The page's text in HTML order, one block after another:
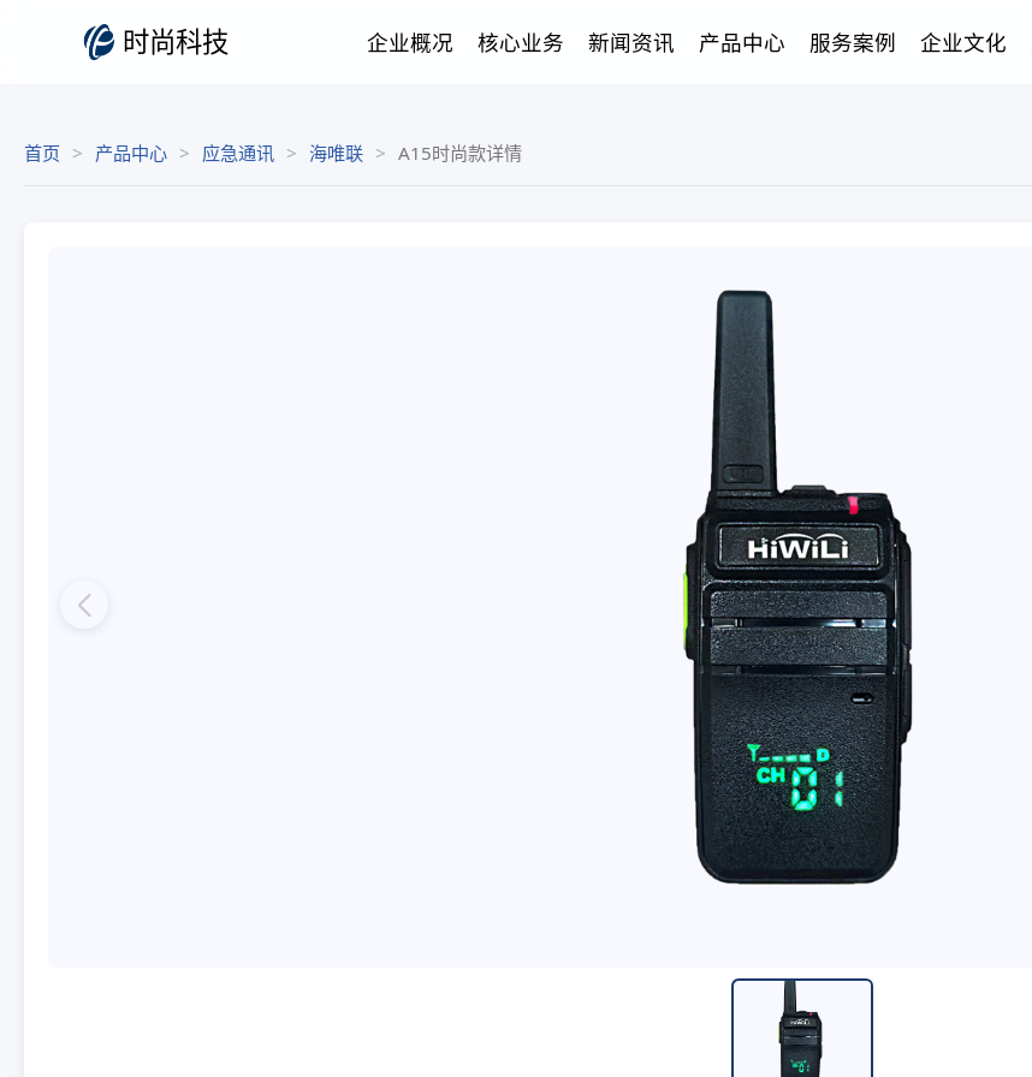
时尚科技 企业概况 核心业务 新闻资讯 产品中心 服务案例 企业文化
首页 产品中心 应急通讯 海唯联 A15时尚款详情